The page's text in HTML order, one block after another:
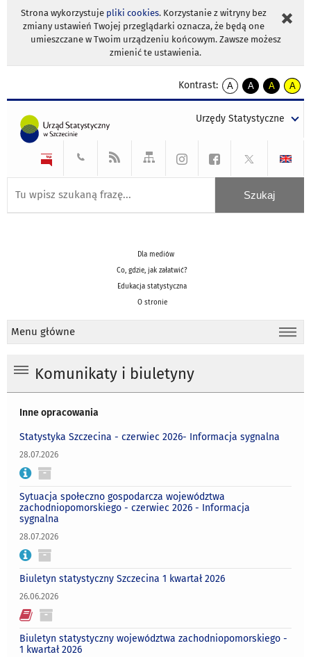
Strona wykorzystuje pliki cookies. Korzystanie z witryny bez
zmiany ustawień Twojej przeglądarki oznacza, że będą one
umieszczane w Twoim urządzeniu końcowym. Zawsze możesz
zmienić te ustawienia.
Kontrast:
A
kontrast
A
kontrast
tekst
czarnym
A
kontrast
tekst
czarnym
A
tekst
żółtym
Urzędy Statystyczne
Dla mediów
Co, gdzie, jak załatwić?
Edukacja statystyczna
O stronie
Menu główne
Komunikaty i biuletyny
Inne opracowania
Statystyka Szczecina - czerwiec 2026- Informacja sygnalna
28.07.2026
Sytuacja społeczno gospodarcza województwa
zachodniopomorskiego - czerwiec 2026 - Informacja
sygnalna
28.07.2026
Biuletyn statystyczny Szczecina 1 kwartał 2026
26.06.2026
Biuletyn statystyczny województwa zachodniopomorskiego -
1 kwartał 2026